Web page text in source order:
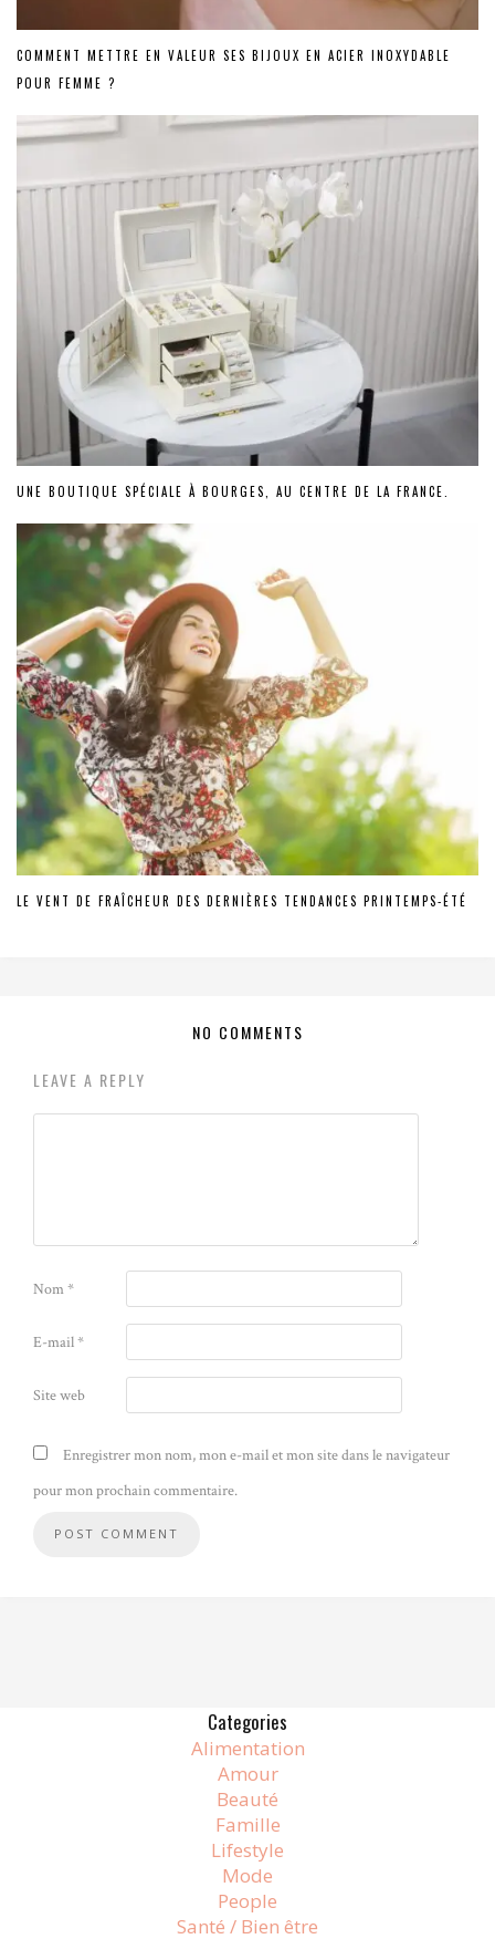
COMMENT METTRE EN VALEUR SES BIJOUX EN ACIER INOXYDABLE
POUR FEMME ?
UNE BOUTIQUE SPÉCIALE À BOURGES, AU CENTRE DE LA FRANCE.
LE VENT DE FRAÎCHEUR DES DERNIÈRES TENDANCES PRINTEMPS-ÉTÉ
NO COMMENTS
LEAVE A REPLY
Nom*
E-mail*
Site web
Enregistrer mon nom, mon e-mail et mon site dans le navigateur
pour mon prochain commentaire.
Categories
Alimentation
Amour
Beauté
Famille
Lifestyle
Mode
People
Santé / Bien être